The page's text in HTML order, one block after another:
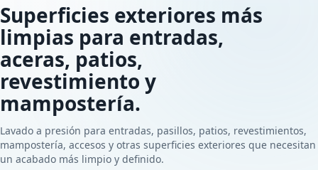
Superficies exteriores más
limpias para entradas,
aceras, patios,
revestimiento y
mampostería.
Lavado a presión para entradas, pasillos, patios, revestimientos,
mampostería, accesos y otras superficies exteriores que necesitan
un acabado más limpio y definido.